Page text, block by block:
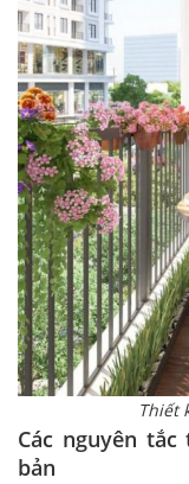
Thiết
Các nguyên
bản